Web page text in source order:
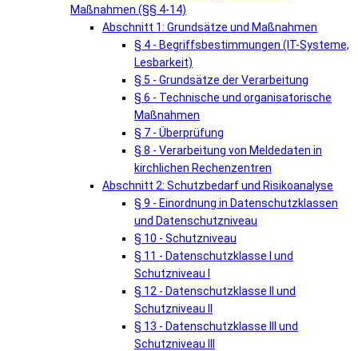
Maßnahmen (§§ 4-14)
Abschnitt 1: Grundsätze und Maßnahmen
§ 4 - Begriffsbestimmungen (IT-Systeme,
Lesbarkeit)
§ 5 - Grundsätze der Verarbeitung
§ 6 - Technische und organisatorische
Maßnahmen
§ 7 - Überprüfung
§ 8 - Verarbeitung von Meldedaten in
kirchlichen Rechenzentren
Abschnitt 2: Schutzbedarf und Risikoanalyse
§ 9 - Einordnung in Datenschutzklassen
und Datenschutzniveau
§ 10 - Schutzniveau
§ 11 - Datenschutzklasse I und
Schutzniveau I
§ 12 - Datenschutzklasse II und
Schutzniveau II
§ 13 - Datenschutzklasse III und
Schutzniveau III